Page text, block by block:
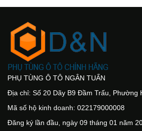
PHỤ TÙNG Ô TÔ NGÂN TUẤN
Địa chỉ: Số 20 Dãy B9 Đầm Trấu, Phường
Mã số hộ kinh doanh: 022179000008
Đăng ký lần đầu, ngày 09 tháng 01 năm